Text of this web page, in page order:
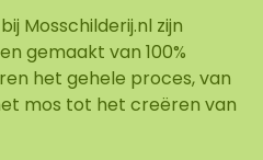
Mosschilderij.nl zijn
gemaakt van 100%
het gehele proces, van
mos tot het creëren van